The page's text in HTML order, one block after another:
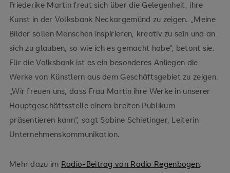
Friederike Martin freut sich über die Gelegenheit, ihre
Kunst in der Volksbank Neckargemünd zu zeigen. „Meine
Bilder sollen Menschen inspirieren, kreativ zu sein und an
sich zu glauben, so wie ich es gemacht habe“, betont sie.
Für die Volksbank ist es ein besonderes Anliegen die
Werke von Künstlern aus dem Geschäftsgebiet zu zeigen.
„Wir freuen uns, dass Frau Martin ihre Werke in unserer
Hauptgeschäftsstelle einem breiten Publikum
präsentieren kann“, sagt Sabine Schietinger, Leiterin
Unternehmenskommunikation.
Mehr dazu im Radio-Beitrag von Radio Regenbogen.